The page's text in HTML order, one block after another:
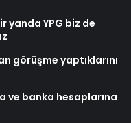
yanda YPG biz de
görüşme yaptıklarını
ve banka hesaplarına